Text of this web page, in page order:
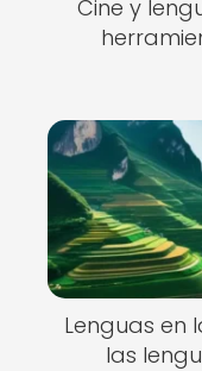
Cine y
Lenguas en
las